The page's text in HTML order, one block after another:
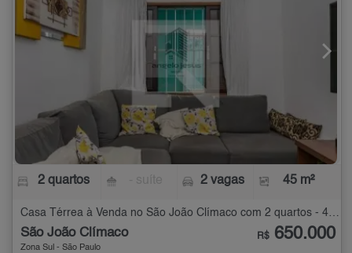
2 quartos 2 vagas 45 m²
São João Clímaco
Zona Sul - São Paulo
R$ 650.000